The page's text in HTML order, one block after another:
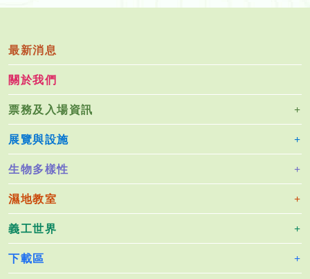
最新消息
關於我們
票務及入場資訊
展覽與設施
生物多樣性
濕地教室
義工世界
下載區